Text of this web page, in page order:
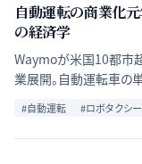
自動運転の商業化
の経済学
Waymoが米国10都市
業展開。自動運転車の
#自動運転 #ロボタクシー